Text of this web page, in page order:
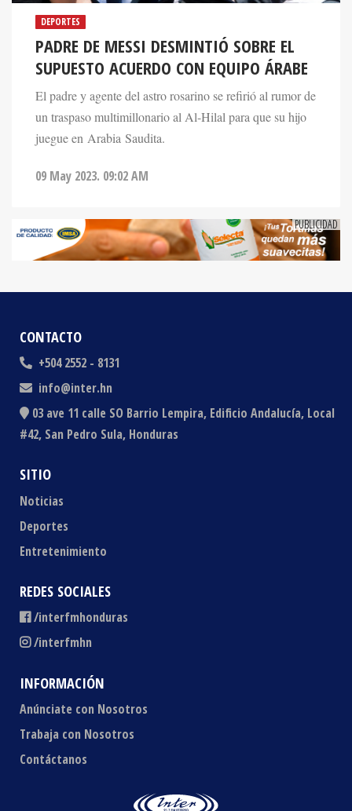
PADRE DE MESSI DESMINTIÓ SOBRE EL
SUPUESTO ACUERDO CON EQUIPO ÁRABE
El padre y agente del astro rosarino se refirió al rumor de
un traspaso multimillonario al Al-Hilal para que su hijo
juegue en Arabia Saudita.
CONTACTO
+504 2552 - 8131
info@inter.hn
03 ave 11 calle SO Barrio Lempira, Edificio Andalucía, Local
#42, San Pedro Sula, Honduras
SITIO
Noticias
Deportes
Entretenimiento
REDES SOCIALES
/interfmhonduras
/interfmhn
INFORMACIÓN
Anúnciate con Nosotros
Trabaja con Nosotros
Contáctanos